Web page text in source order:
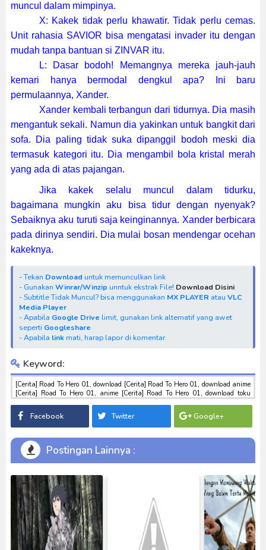
muncul dalam mimpinya.
X: Kakek tidak perlu khawatir. Tidak perlu cemas.
Unit rahasia SAVIOR bisa mengatasi invader itu dengan
mudah tanpa bantuan si ZINVAR itu.
L: Dasar bodoh! Memangnya mereka jauh-jauh
kemari hanya bermodal dengkul apa? Ini baru
permulaannya, Xander.
Xander kembali terbangun dari tidurnya. Dia masih
mengantuk sekali. Namun dia yakinkan untuk bangkit dari
sofa. Dia paling tidak suka dipanggil bodoh meski dia
termasuk kategori itu. Dia mengambil bola kristal merah
yang ada di atas pajangan.
Jika kakek selalu muncul dalam tidurku,
bagaimana mungkin aku bisa tidur dengan nyenyak?
Sebaiknya aku turuti saja keinginannya. Xander berbicara
pada dirinya sendiri. Dia mulai bosan mendengar ocehan
kakeknya.
- Tekan Download untuk memunculkan link
- Gunakan Winrar/Winzip unntuk ekstrak File! Download Disini
- Subtitle Tidak Muncul? bisa menggunakan MX PLAYER atau VLC
Media Player
- Apabila Google Drive limit, gunakan link alternatif yang awet
seperti Googleshare
- Apabila linkmati, harap lapor di komentar.
Keyword:
[Cerita] Road To Hero 01, download [Cerita] Road To Hero 01, download anime
[Cerita] Road To Hero 01, anime [Cerita] Road To Hero 01, download toku
marvel sub indo [Cerita] Road To Hero 01
Facebook Twitter Google+
Postingan Lainnya :